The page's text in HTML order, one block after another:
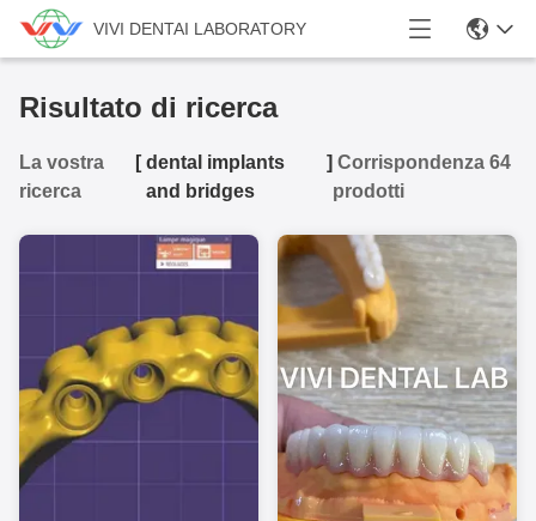
VIVI DENTAI LABORATORY
Risultato di ricerca
La vostra
ricerca
[dental implants
and bridges
] Corrispondenza 64
prodotti